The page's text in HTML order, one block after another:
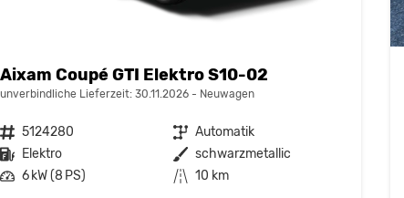
Aixam Coupé GTI Elektro S10-02
unverbindliche Lieferzeit: 30.11.2026 Neuwagen
Fahrzeugnr. 5124280 Getriebe Automatik
Kraftstoff Elektro Außenfarbe schwarzmetallic
Leistung 6 kW (8 PS) Kilometerstand 10 km